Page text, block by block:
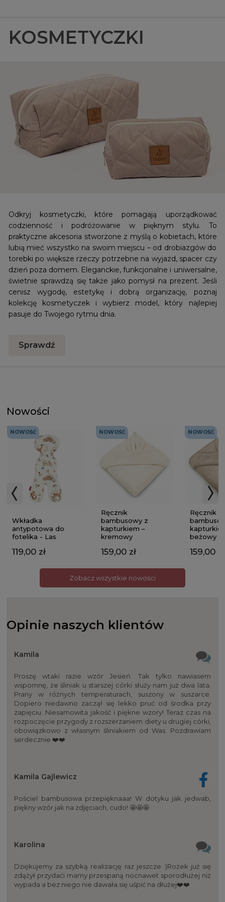
KOSMETYCZKI
Odkryj kosmetyczki, które pomagają uporządkować
codzienność i podróżowanie w pięknym stylu. To
praktyczne akcesoria stworzone z myślą o kobietach, które
lubią mieć wszystko na swoim miejscu – od drobiazgów do
torebki po większe rzeczy potrzebne na wyjazd, spacer czy
dzień poza domem. Eleganckie, funkcjonalne i uniwersalne,
świetnie sprawdzą się także jako pomysł na prezent. Jeśli
cenisz wygodę, estetykę i dobrą organizację, poznaj
kolekcję kosmetyczek i wybierz model, który najlepiej
pasuje do Twojego rytmu dnia.
Sprawdź
Nowości
NOWOŚĆ
Wkładka
antypotowa do
fotelika - Las
119,00 zł
NOWOŚĆ
Ręcznik
bambusowy z
kapturkiem –
kremowy
159,00 zł
NOWOŚĆ
Ręcznik
beżowy
159,00 zł
Zobacz wszystkie nowości
Opinie naszych klientów
Kamila
Proszę wtaki razie wzór Jesień. Tak tylko nawiasem
wspomnę, że śliniak u starszej córki służy nam już dwa lata.
Prany w różnych temperaturach, suszony w suszarce.
Dopiero niedawno zaczął się lekko pruć od środka przy
zapięciu. Niesamowita jakość i piękne wzory! Teraz czas na
rozpoczęcie przygody z rozszerzaniem diety u drugiej córki,
obowiązkowo z własnym śliniakiem od Was. Pozdrawiam
serdecznie ❤️❤️
Kamila Gajlewicz
Pościel bambusowa przepięknaaa! W dotyku jak jedwab,
piękny wzór jak na zdjęciach, cudo! 🤩🤩🤩
Karolina
Dziękujemy za szybką realizację raz jeszcze :)Rożek już się
zdążył przydaći mamy przespaną nocnawet sporodłużej niż
wypada a bez niego nie dawała się uśpić na dłużej❤️❤️